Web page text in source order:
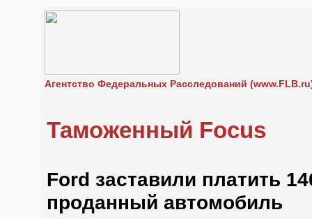
Агентство Федеральных Расследований
Таможенный Focus
Ford заставили платить
проданный автомобиль